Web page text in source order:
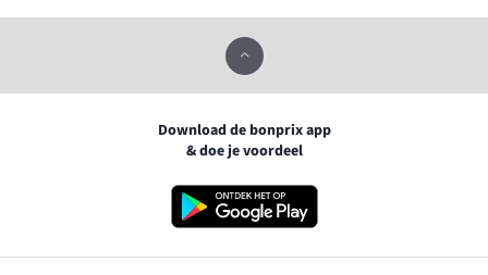
Download de bonprix app
& doe je voordeel